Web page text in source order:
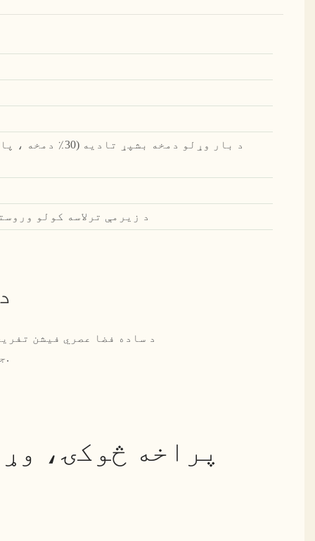
د زیرمې ترلاسه کولو وروسته 45 ورځې، نمونې
جوړښت دا د هر عصري اوسیدو ځای لپاره غوره انتخاب جوړوي.
پراخه څوکۍ،